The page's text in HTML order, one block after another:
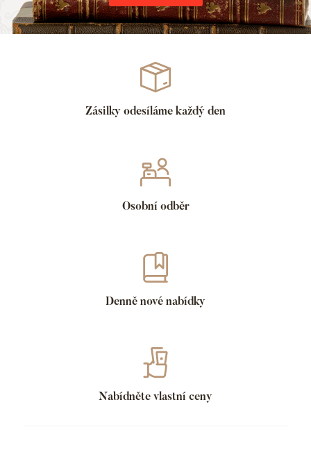
Zásilky odesíláme každý den
Osobní odběr
Denně nové nabídky
Nabídněte vlastní ceny